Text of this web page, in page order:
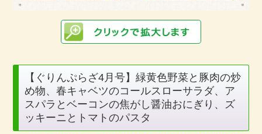
【ぐりんぷらざ4月号】緑黄色野菜と豚肉の炒
め物、春キャベツのコールスローサラダ、ア
スパラとベーコンの焦がし醤油おにぎり、ズ
ッキーニとトマトのパスタ